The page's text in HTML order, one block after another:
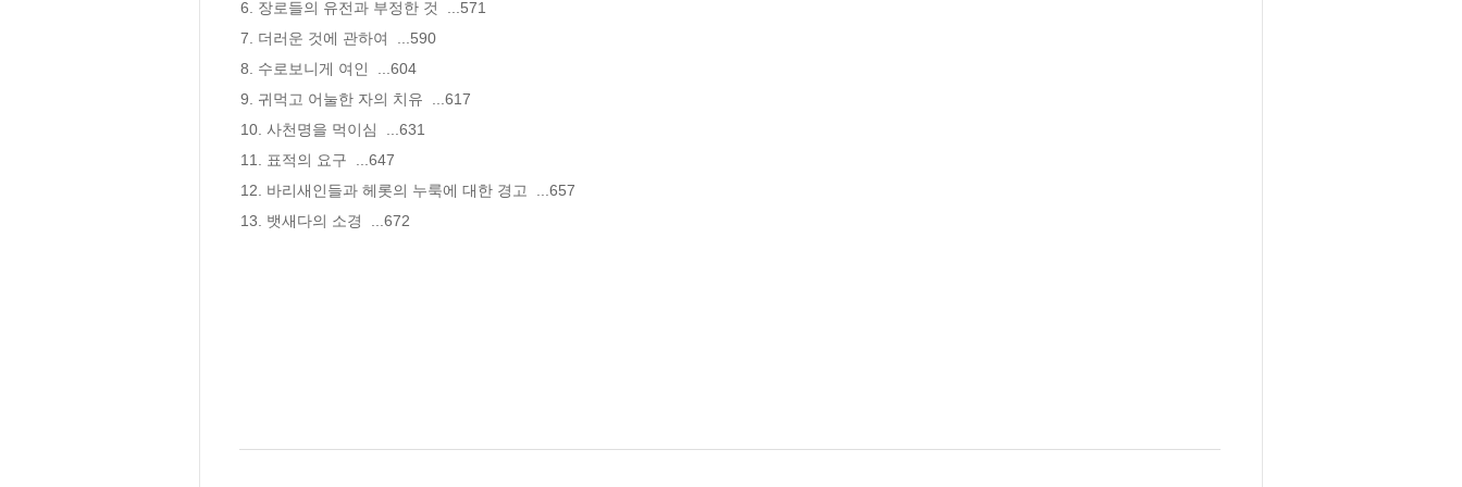
6. 장로들의 유전과 부정한 것  ...571
7. 더러운 것에 관하여  ...590
8. 수로보니게 여인  ...604
9. 귀먹고 어눌한 자의 치유  ...617
10. 사천명을 먹이심  ...631
11. 표적의 요구  ...647
12. 바리새인들과 헤롯의 누룩에 대한 경고  ...657
13. 뱃새다의 소경  ...672